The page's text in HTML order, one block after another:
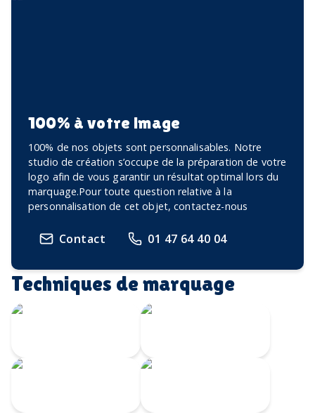
100% à votre image
100% de nos objets sont personnalisables. Notre
studio de création s’occupe de la préparation de votre
logo afin de vous garantir un résultat optimal lors du
marquage.Pour toute question relative à la
personnalisation de cet objet, contactez-nous
Contact 01 47 64 40 04
Techniques de marquage